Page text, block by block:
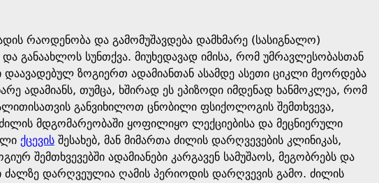
რაოდენობა და გამომუშავდება დამხმარე (სასიგნალო)
განაახლოს სუნთქვა. მიუხედავად იმისა, რომ უმრავლესობასთან
დაავადებულ ზოგიერთ ადამიანთან ასამდე ასეთი ციკლი მეორდება
ადამიანს, თუმცა, ხშირად ეს ეპიზოდი იმდენად ხანმოკლეა, რომ
განვიხილოთ ცნობილი ფსიქოლოგის შემთხვევა,
მდგომარეობაში ყოფილიყო ლექციებისა და მეცნიერული
ქცევისშესახებ, მან მიმართა ძილის დარღვევების კლინიკას,
შემთხვევებში ადამიანები კარგავენ სამუშაოს, მეგობრებს და
ძალზე დარღვეულია ღამის პერიოდის დარღვევის გამო. ძილის